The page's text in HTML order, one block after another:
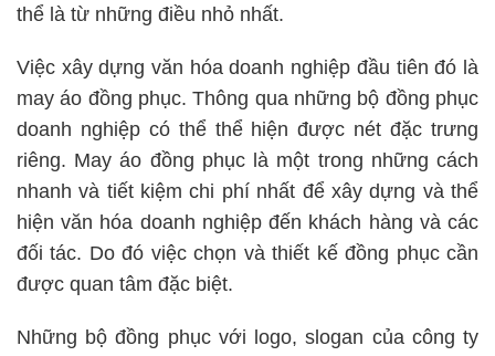
thể là từ những điều nhỏ nhất.
Việc xây dựng văn hóa doanh nghiệp đầu tiên đó là
may áo đồng phục. Thông qua những bộ đồng phục
doanh nghiệp có thể thể hiện được nét đặc trưng
riêng. May áo đồng phục là một trong những cách
nhanh và tiết kiệm chi phí nhất để xây dựng và thể
hiện văn hóa doanh nghiệp đến khách hàng và các
đối tác. Do đó việc chọn và thiết kế đồng phục cần
được quan tâm đặc biệt.
Những bộ đồng phục với logo, slogan của công ty